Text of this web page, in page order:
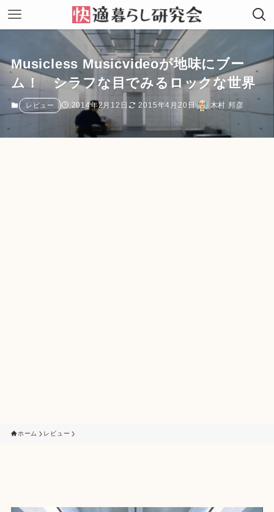
Musicless Musicvideoが地味にブー
ム！ シラフな目でみるロックな世界
レビュー 2014年2月12日 2015年4月20日 木村 邦彦
ホーム レビュー